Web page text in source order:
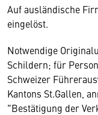
Auf ausländische
eingelöst.
Notwendige
Schildern; für
Schweizer
Kantons St.Gallen,
"Bestätigung der